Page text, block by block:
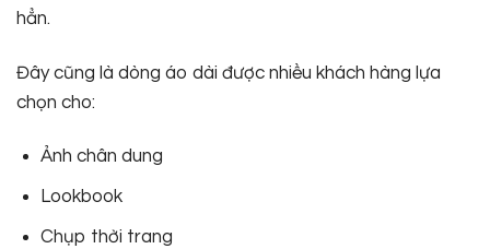
hẳn.
Đây cũng là dòng áo dài được nhiều khách hàng lựa
chọn cho:
Ảnh chân dung
Lookbook
Chụp thời trang